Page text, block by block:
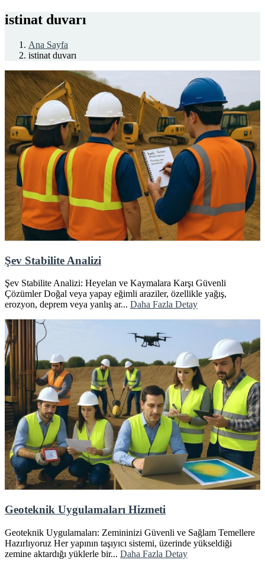
istinat duvarı
Ana Sayfa
istinat duvarı
Şev Stabilite Analizi
Şev Stabilite Analizi: Heyelan ve Kaymalara Karşı Güvenli
Çözümler Doğal veya yapay eğimli araziler, özellikle yağış,
erozyon, deprem veya yanlış ar... Daha Fazla Detay
Geoteknik Uygulamaları Hizmeti
Geoteknik Uygulamaları: Zemininizi Güvenli ve Sağlam Temellere
Hazırlıyoruz Her yapının taşıyıcı sistemi, üzerinde yükseldiği
zemine aktardığı yüklerle bir... Daha Fazla Detay